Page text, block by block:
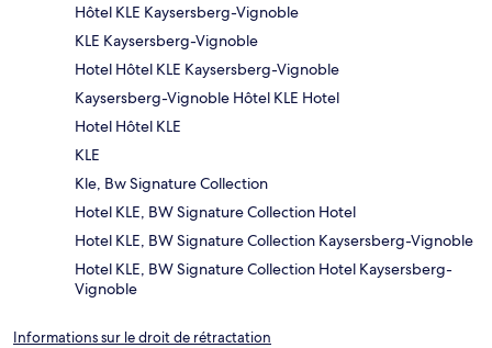
Hôtel KLE Kaysersberg-Vignoble
KLE Kaysersberg-Vignoble
Hotel Hôtel KLE Kaysersberg-Vignoble
Kaysersberg-Vignoble Hôtel KLE Hotel
Hotel Hôtel KLE
KLE
Kle, Bw Signature Collection
Hotel KLE, BW Signature Collection Hotel
Hotel KLE, BW Signature Collection Kaysersberg-Vignoble
Hotel KLE, BW Signature Collection Hotel Kaysersberg-
Vignoble
Informations sur le droit de rétractation